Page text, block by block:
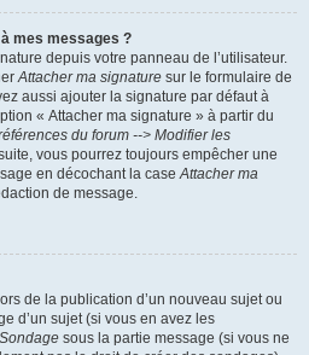
mes messages ?
depuis votre panneau de l’utilisateur.
Attacher ma signature sur le formulaire de
aussi ajouter la signature par défaut à
« Attacher ma signature » à partir du
du forum --> Modifier les
vous pourrez toujours empêcher une
en décochant la caseAttacher ma
de message.
de la publication d’un nouveau sujet ou
d’un sujet (si vous en avez les
Sondage sous la partie message (si vous ne